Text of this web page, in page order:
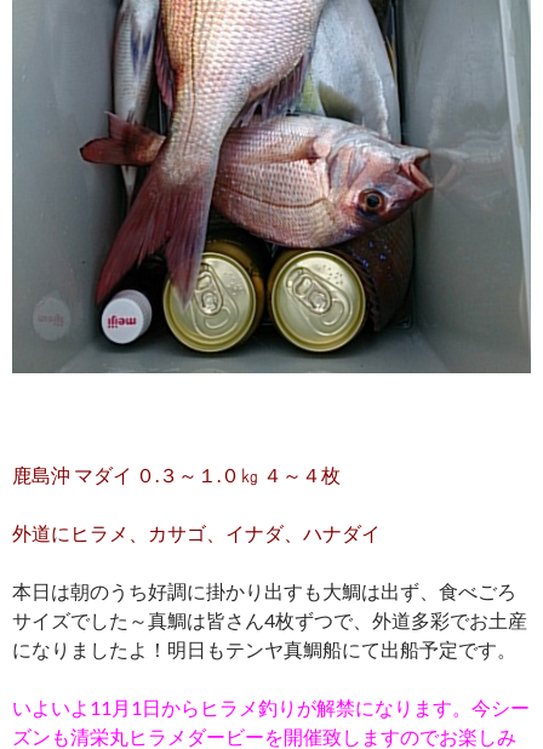
鹿島沖 マダイ ０.３～１.０㎏ ４～４枚
外道にヒラメ、カサゴ、イナダ、ハナダイ
本日は朝のうち好調に掛かり出すも大鯛は出ず、食べごろ
サイズでした～真鯛は皆さん4枚ずつで、外道多彩でお土産
になりましたよ！明日もテンヤ真鯛船にて出船予定です。
いよいよ11月1日からヒラメ釣りが解禁になります。今シー
ズンも清栄丸ヒラメダービーを開催致しますのでお楽しみ